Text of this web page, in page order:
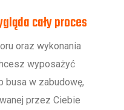
cały proces
oraz wykonania
wyposażyć
busa w zabudowę,
przez Ciebie